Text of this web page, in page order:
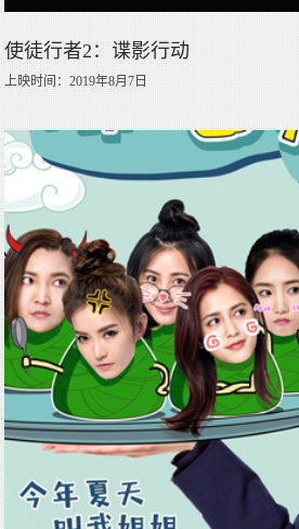
使徒行者2：谍影行动
上映时间：2019年8月7日